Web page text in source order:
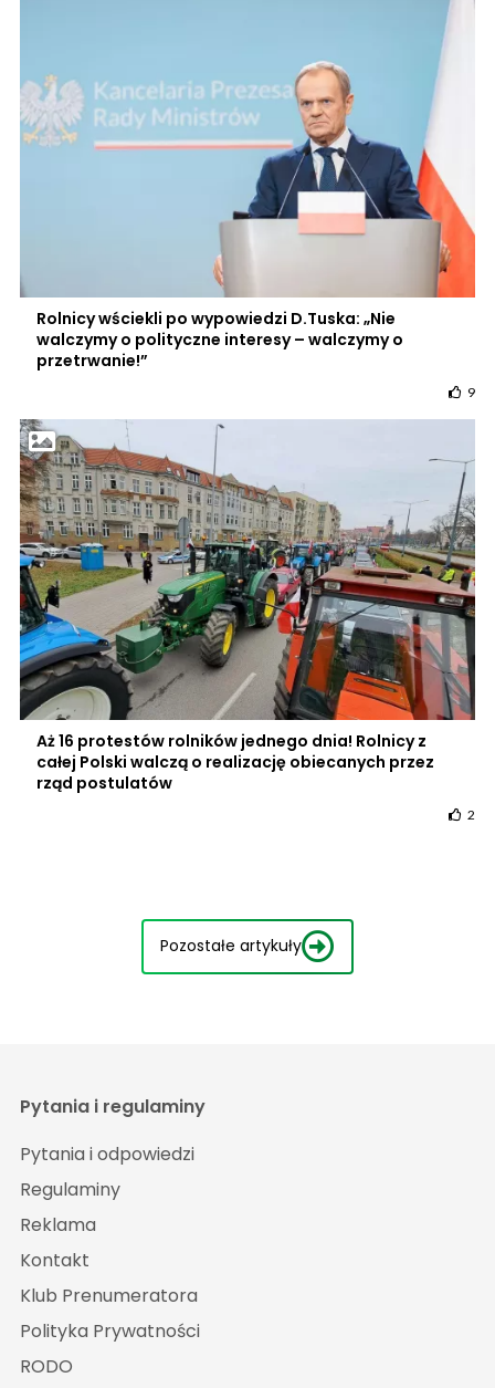
Rolnicy wściekli po wypowiedzi D.Tuska: „Nie
walczymy o polityczne interesy – walczymy o
przetrwanie!”
9
Aż 16 protestów rolników jednego dnia! Rolnicy z
całej Polski walczą o realizację obiecanych przez
rząd postulatów
2
Pozostałe artykuły
Pytania i regulaminy
Pytania i odpowiedzi
Regulaminy
Reklama
Kontakt
Klub Prenumeratora
Polityka Prywatności
RODO